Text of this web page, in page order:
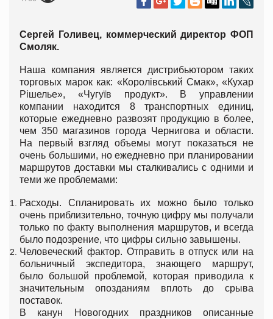
Сергей Голивец, коммерческий директор ФОП
Смоляк.
Наша компания является дистрибьютором таких
торговых марок как: «Королівський Смак», «Кухар
Рішелье», «Чугуїв продукт». В управлении
компании находится 8 транспортных единиц,
которые ежедневно развозят продукцию в более,
чем 350 магазинов города Чернигова и области.
На первый взгляд объемы могут показаться не
очень большими, но ежедневно при планировании
маршрутов доставки мы сталкивались с одними и
теми же проблемами:
Расходы. Спланировать их можно было только
очень приблизительно, точную цифру мы получали
только по факту выполнения маршрутов, и всегда
было подозрение, что цифры сильно завышены.
Человеческий фактор. Отправить в отпуск или на
больничный экспедитора, знающего маршрут,
было большой проблемой, которая приводила к
значительным опозданиям вплоть до срыва
поставок.
В канун Новогодних праздников описанные